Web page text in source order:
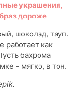
украшения,
дороже
шоколад, тауп.
работает как
бахрома
– мягко, в тон.